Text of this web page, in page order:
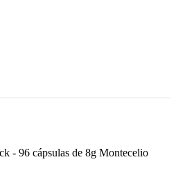
- 96 cápsulas de 8g Montecelio